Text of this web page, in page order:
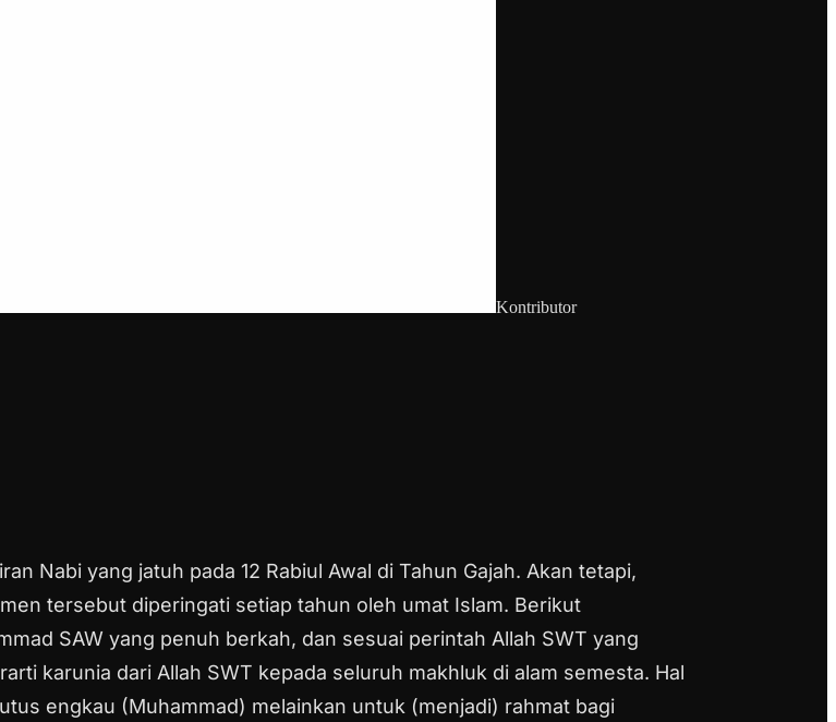
Kontributor
Nabi yang jatuh pada 12 Rabiul Awal di Tahun Gajah. Akan tetapi,
tersebut diperingati setiap tahun oleh umat Islam. Berikut
SAW yang penuh berkah, dan sesuai perintah Allah SWT yang
karunia dari Allah SWT kepada seluruh makhluk di alam semesta. Hal
engkau (Muhammad) melainkan untuk (menjadi) rahmat bagi